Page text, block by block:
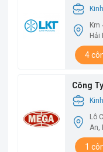
Km
Hải
4
Công
Lô
An,
1